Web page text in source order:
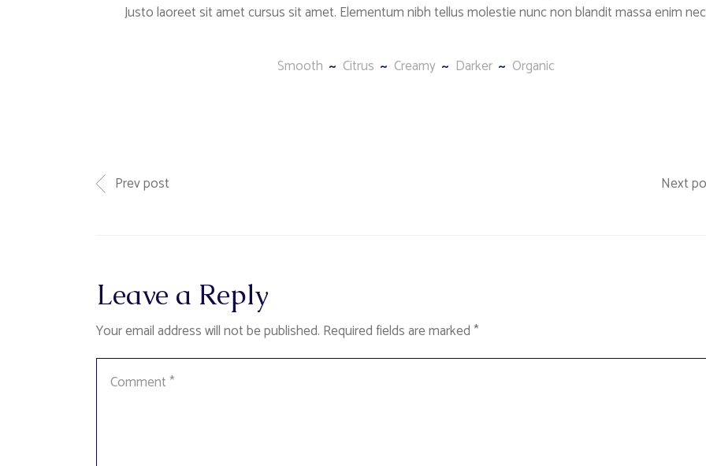
Justo laoreet sit amet cursus sit amet. Elementum nibh tellus molestie nunc non blandit massa enim
Smooth Citrus Creamy Darker Organic
Prev post Next
Leave a Reply
Your email address will not be published. Required fields are marked*